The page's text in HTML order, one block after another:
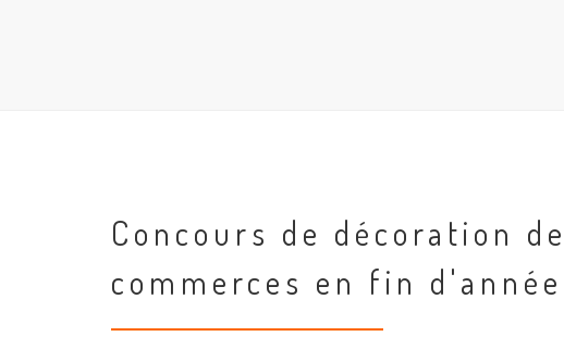
Concours de décoration
commerces en fin